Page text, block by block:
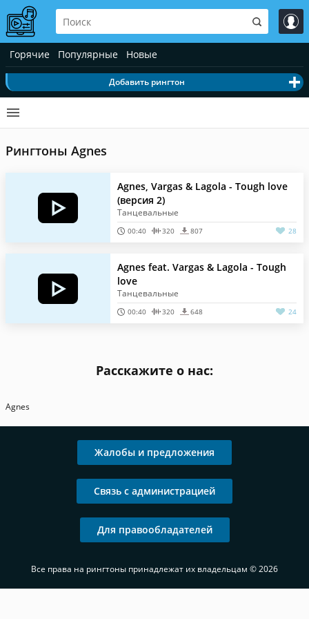
Горячие Популярные Новые
Добавить рингтон
Рингтоны Agnes
Agnes, Vargas & Lagola - Tough love
(версия 2)
Танцевальные
00:40 320 807 28
Agnes feat. Vargas & Lagola - Tough
love
Танцевальные
00:40 320 648 24
Расскажите о нас:
Agnes
Жалобы и предложения
Связь с администрацией
Для правообладателей
Все права на рингтоны принадлежат их владельцам © 2026